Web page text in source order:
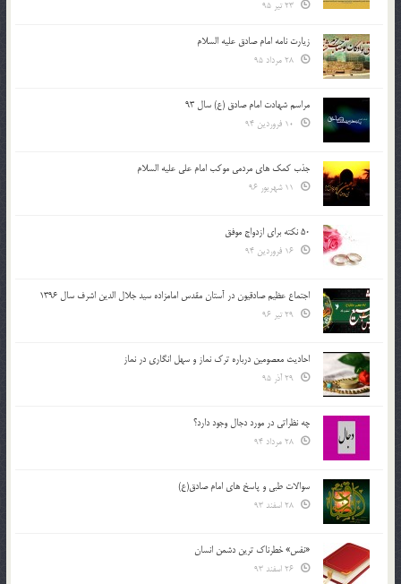
زیارت نامه امام صادق علیه السلام
مراسم شهادت امام صادق (ع) سال 93
جذب کمک های مردمی موکب امام علی علیه السلام
50 نکته برای ازدواج موفق
اجتماع عظیم صادقیون در آستان مقدس امامزاده سید جلال الدین اشرف سال 1396
احادیث معصومین درباره ترک نماز و سهل انگاری در نماز
چه نظراتی در مورد دجال وجود دارد؟
سوالات طبی و پاسخ های امام صادق(ع)
«نفس» خطرناک ترین دشمن انسان